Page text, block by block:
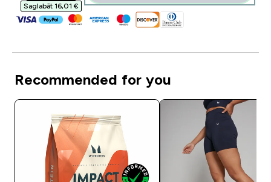
Saglabāt 16,01 €‎
Recommended for you